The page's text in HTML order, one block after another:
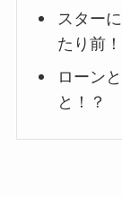
スター
たり前！
ローン
と！？